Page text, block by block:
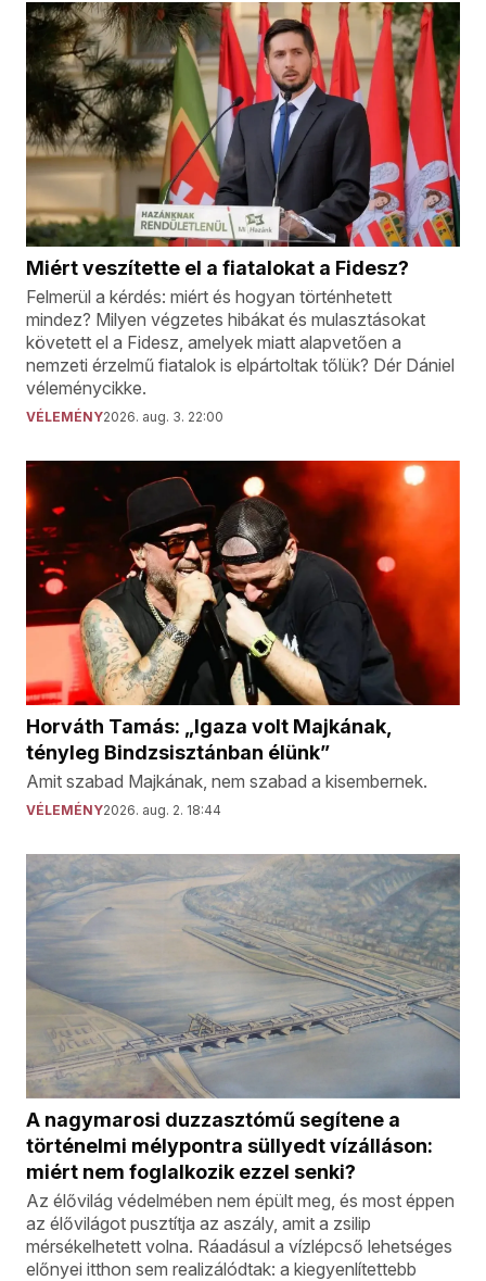
Miért veszítette el a fiatalokat a Fidesz?
Felmerül a kérdés: miért és hogyan történhetett
mindez? Milyen végzetes hibákat és mulasztásokat
követett el a Fidesz, amelyek miatt alapvetően a
nemzeti érzelmű fiatalok is elpártoltak tőlük? Dér Dániel
véleménycikke.
VÉLEMÉNY2026. aug. 3. 22:00
Horváth Tamás: „Igaza volt Majkának,
tényleg Bindzsisztánban élünk”
Amit szabad Majkának, nem szabad a kisembernek.
VÉLEMÉNY2026. aug. 2. 18:44
A nagymarosi duzzasztómű segítene a
történelmi mélypontra süllyedt vízálláson:
miért nem foglalkozik ezzel senki?
Az élővilág védelmében nem épült meg, és most éppen
az élővilágot pusztítja az aszály, amit a zsilip
mérsékelhetett volna. Ráadásul a vízlépcső lehetséges
előnyei itthon sem realizálódtak: a kiegyenlítettebb